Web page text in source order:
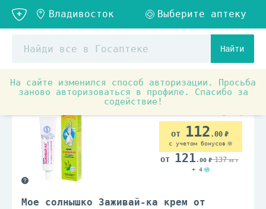
Найти
На сайте изменился способ авторизации. Просьба
заново авторизоваться в профиле. Спасибо за
содействие!
Детское питание и уход Детская косметика и
Мое солнышко Заживай-ка крем от
112 .00
с учетом бонусов
121 .00 137.00
+ 4